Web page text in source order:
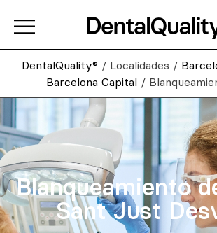
DentalQuality® / Localidades /
Barcelona Capital /
Blanqueamiento
Sant Just